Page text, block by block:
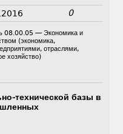
0
08.00.05 — Экономика и
(экономика,
отраслями,
хозяйство)
технической базы в